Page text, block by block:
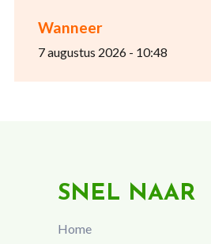
Wanneer
7 augustus 2026 - 10:48
SNEL NAAR
Home